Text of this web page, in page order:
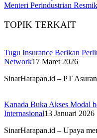
Menteri Perindustrian
TOPIK TERKAIT
Tugu Insurance Berikan
Network17 Maret 2026
SinarHarapan.id – PT
Kanada Buka Akses Modal
Internasional13 Januari 2026
SinarHarapan.id – Upaya